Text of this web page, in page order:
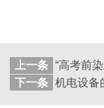
上一条
下一条 机电设备